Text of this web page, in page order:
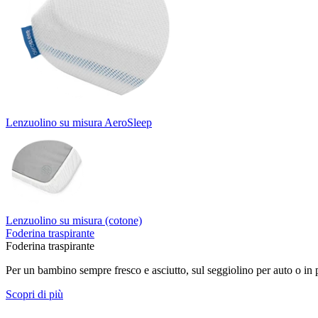
Lenzuolino su misura AeroSleep
Lenzuolino su misura (cotone)
Foderina traspirante
Foderina traspirante
Per un bambino sempre fresco e asciutto, sul seggiolino per auto o in
Scopri di più